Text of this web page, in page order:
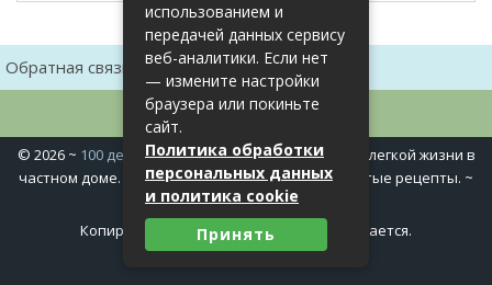
Обратная связь Карта сайта
© 2026~ 100 дел в доме~ Полезные хитрости для легкой жизни в
частном доме. Сад, огород, дела домашние, простые рецепты. ~
Политика конфиденциальности
Копирование материалов сайта запрещается.
использованием и
передачей данных сервису
веб-аналитики. Если нет
— измените настройки
браузера или покиньте
сайт.
Политика обработки
персональных данных
и политика cookie
Принять